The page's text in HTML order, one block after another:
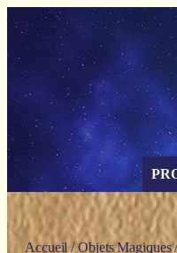
Panneau de gestion des cookies
Accueil/Objets Magiques